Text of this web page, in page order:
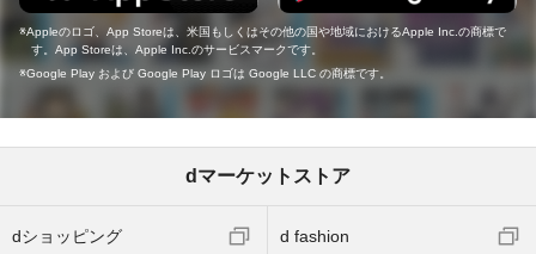
Appleのロゴ、App Storeは、米国もしくはその他の国や地域におけるApple Inc.の商標で
す。App Storeは、Apple Inc.のサービスマークです。
Google Play および Google Play ロゴは Google LLC の商標です。
dマーケットストア
dショッピング d fashion